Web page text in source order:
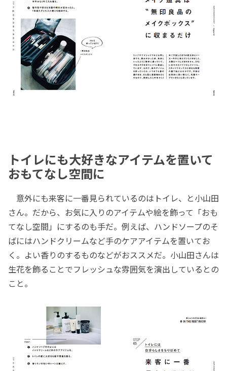
トイレにも大好きなアイテムを置いて
おもてなし空間に
意外にも来客に一番見られているのはトイレ、と小山田
さん。だから、お気に入りのアイテムや絵を飾って「おも
てなし空間」にするのも手だ。例えば、ハンドソープのそ
ばにはハンドクリームなど手のケアアイテムを置いてお
く。よい香りのするものなどがおススメだ。小山田さんは
生花を飾ることでフレッシュな雰囲気を演出しているとの
こと。